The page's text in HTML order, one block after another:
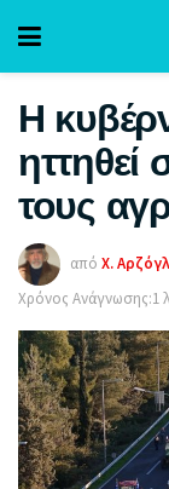
Η
τους
από Χ.
Χρόνος Ανάγνωσης:1